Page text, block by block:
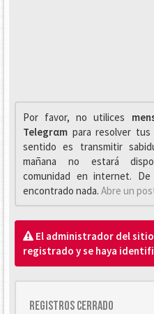
Por favor, no utilices
Telegrαm para resolver tus
sentido es transmitir
mañana no estará
comunidad en internet.
encontrado nada. Abre un
El administrador del
registrado y se haya
Registros cerrado